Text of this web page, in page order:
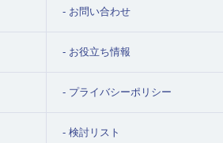
お問い合わせ
お役立ち情報
プライバシーポリシー
検討リスト